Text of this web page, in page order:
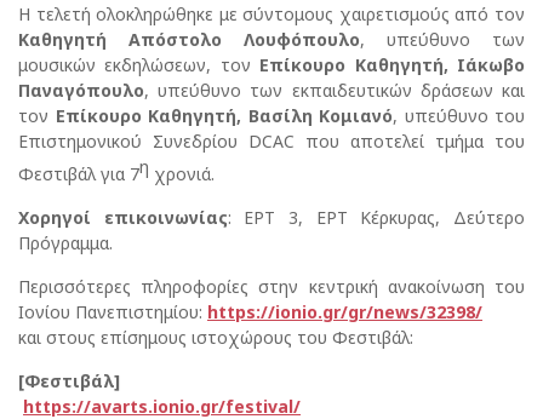
Η τελετή ολοκληρώθηκε με σύντομους χαιρετισμούς από τον
Καθηγητή Απόστολο Λουφόπουλο, υπεύθυνο των
μουσικών εκδηλώσεων, τον Επίκουρο Καθηγητή, Ιάκωβο
Παναγόπουλο, υπεύθυνο των εκπαιδευτικών δράσεων και
τον Επίκουρο Καθηγητή, Βασίλη Κομιανό, υπεύθυνο του
Επιστημονικού Συνεδρίου DCAC που αποτελεί τμήμα του
Φεστιβάλ για 7η χρονιά.
Χορηγοί επικοινωνίας: ΕΡΤ 3, ΕΡΤ Κέρκυρας, Δεύτερο
Πρόγραμμα.
Περισσότερες πληροφορίες στην κεντρική ανακοίνωση του
Ιονίου Πανεπιστημίου: https://ionio.gr/gr/news/32398/
και στους επίσημους ιστοχώρους του Φεστιβάλ:
[Φεστιβάλ]
https://avarts.ionio.gr/festival/